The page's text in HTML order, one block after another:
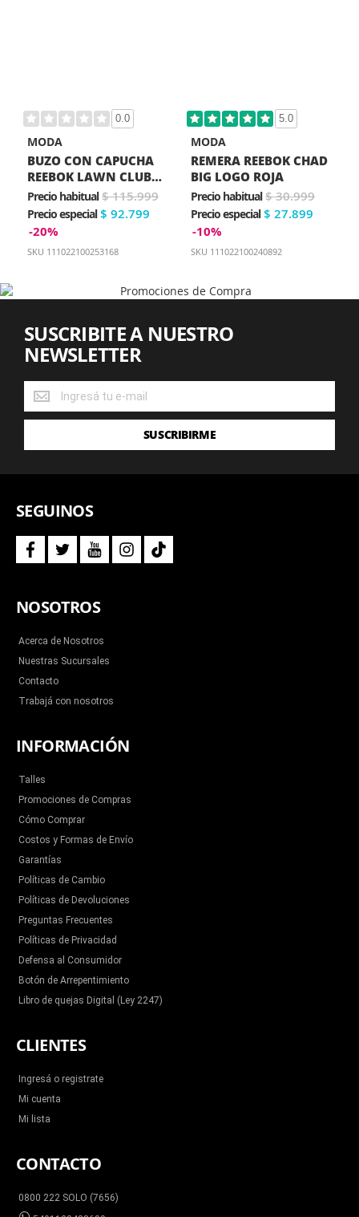
0.0
MODA
BUZO CON CAPUCHA
REEBOK LAWN CLUB
BLANCO
Precio habitual $ 115.999
Precio especial $ 92.799
-20%
SKU 111022100253168
5.0
MODA
REMERA REEBOK CHAD
BIG LOGO ROJA
Precio habitual $ 30.999
Precio especial $ 27.899
-10%
SKU 111022100240892
SUSCRIBITE A NUESTRO
NEWSLETTER
SUSCRIBITE
NUESTRO
SUSCRIBIRME
SEGUINOS
f
a
b
o
t
w
t
e
y
o
u
b
i
n
t
i
NOSOTROS
Acerca de Nosotros
Nuestras Sucursales
Contacto
Trabajá con nosotros
INFORMACIÓN
Talles
Promociones de Compras
Cómo Comprar
Costos y Formas de Envío
Garantías
Políticas de Cambio
Políticas de Devoluciones
Preguntas Frecuentes
Políticas de Privacidad
Defensa al Consumidor
Botón de Arrepentimiento
Libro de quejas Digital (Ley 2247)
CLIENTES
Ingresá o registrate
Mi cuenta
Mi lista
CONTACTO
0800 222 SOLO (7656)